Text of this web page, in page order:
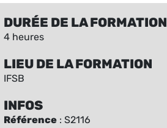
DURÉE DE LA FORMATION
4 heures
LIEU DE LA FORMATION
IFSB
INFOS
Référence : S2116